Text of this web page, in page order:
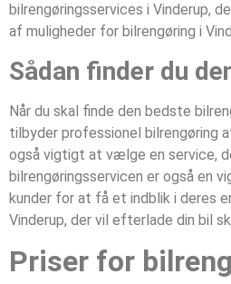
bilrengøringsservices i Vinderup‎,
af muligheder for bilrengøring i
Sådan finder du
Når du skal finde den bedste
tilbyder professionel bilrengøring
også vigtigt at vælge en service,
bilrengøringsservicen er også en
kunder for at få et indblik i deres
Vinderup‎, der vil efterlade din bil
Priser for